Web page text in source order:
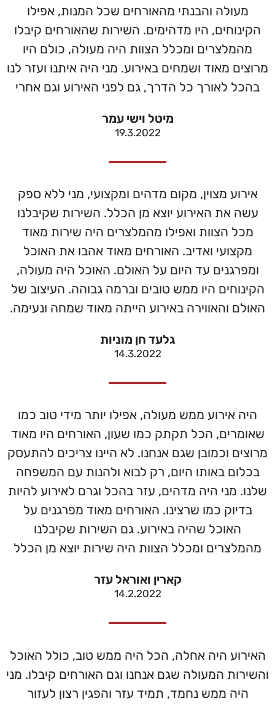
מעולה והבנתי מהאורחים שכל המנות, אפילו
הקינוחים, היו מדהימים. השירות שהאורחים קיבלו
מהמלצרים ומכלל הצוות היה מעולה, כולם היו
מרוצים מאוד ושמחים באירוע. מני היה איתנו ועזר לנו
בהכל לאורך כל הדרך, גם לפני האירוע וגם אחרי
מיטל וישי עמר
19.3.2022
אירוע מצוין, מקום מדהים ומקצועי, מני ללא ספק
עשה את האירוע יוצא מן הכלל. השירות שקיבלנו
מכל הצוות ואפילו מהמלצרים היה שירות מאוד
מקצועי ואדיב. האורחים מאוד אהבו את האוכל
ומפרגנים עד היום על האולם. האוכל היה מעולה,
הקינוחים היו ממש טובים וברמה גבוהה. העיצוב של
האולם והאווירה באירוע הייתה מאוד שמחה ונעימה.
גלעד חן מוניות
14.3.2022
היה אירוע ממש מעולה, אפילו יותר מידי טוב כמו
שאומרים, הכל תקתק כמו שעון, האורחים היו מאוד
מרוצים וכמובן שגם אנחנו. לא היינו צריכים להתעסק
בכלום באותו היום, רק לבוא ולהנות עם המשפחה
שלנו. מני היה מדהים, עזר בהכל וגרם לאירוע להיות
בדיוק כמו שרצינו. האורחים מאוד מפרגנים על
האוכל שהיה באירוע. גם השירות שקיבלנו
מהמלצרים ומכלל הצוות היה שירות יוצא מן הכלל
קארין ואוראל עזר
14.2.2022
האירוע היה אחלה, הכל היה ממש טוב, כולל האוכל
והשירות המעולה שגם אנחנו וגם האורחים קיבלו. מני
היה ממש נחמד, תמיד עזר והפגין רצון לעזור